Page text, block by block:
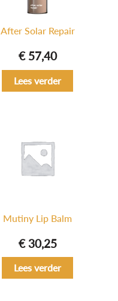
After Solar Repair
€57,40
Lees verder
Mutiny Lip Balm
€30,25
Lees verder